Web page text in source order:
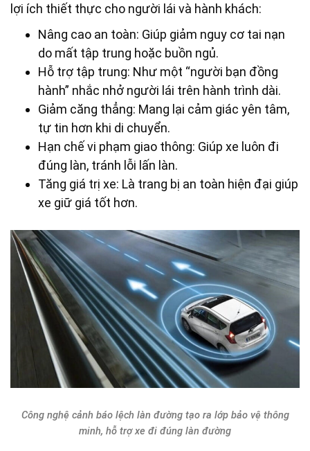
lợi ích thiết thực cho người lái và hành khách:
Nâng cao an toàn: Giúp giảm nguy cơ tai nạn
do mất tập trung hoặc buồn ngủ.
Hỗ trợ tập trung: Như một “người bạn đồng
hành” nhắc nhở người lái trên hành trình dài.
Giảm căng thẳng: Mang lại cảm giác yên tâm,
tự tin hơn khi di chuyển.
Hạn chế vi phạm giao thông: Giúp xe luôn đi
đúng làn, tránh lỗi lấn làn.
Tăng giá trị xe: Là trang bị an toàn hiện đại giúp
xe giữ giá tốt hơn.
Công nghệ cảnh báo lệch làn đường tạo ra lớp bảo vệ thông
minh, hỗ trợ xe đi đúng làn đường